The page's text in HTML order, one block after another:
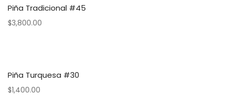
Piña Tradicional #45
$3,800.00
Piña Turquesa #30
$1,400.00